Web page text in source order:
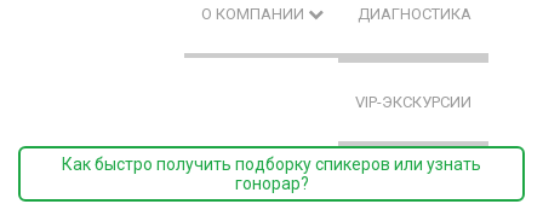
О КОМПАНИИ ДИАГНОСТИКА
VIP-ЭКСКУРСИИ
Как быстро получить подборку спикеров или узнать
гонорар?